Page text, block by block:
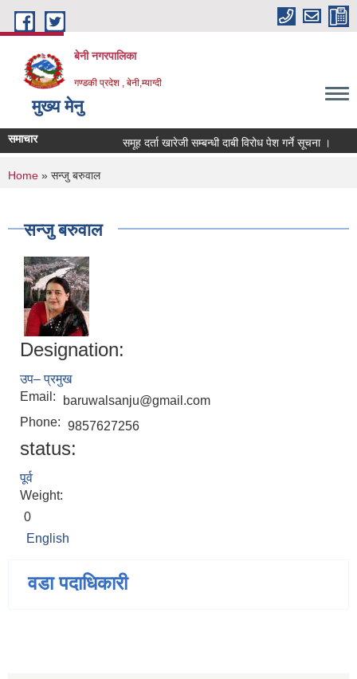
Skip to main content
बेनी नगरपालिका
गण्डकी प्रदेश , बेनी,म्याग्दी
मुख्य मेनु
समाचार समूह दर्ता खारेजी सम्बन्धी दाबी विरोध पेश गर्ने सूचना ।
You are here
Home » सन्जु बरुवाल
सन्जु बरुवाल
Designation:
उप– प्रमुख
Email:
baruwalsanju@gmail.com
Phone: 9857627256
status:
पूर्व
Weight:
0
English
वडा पदाधिकारी